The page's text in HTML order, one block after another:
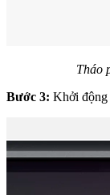
Tháo
Bước 3: Khởi động